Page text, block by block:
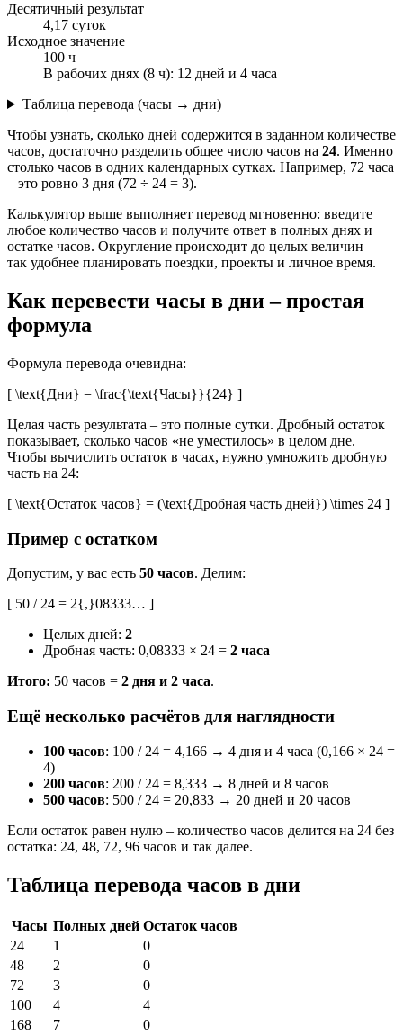
Десятичный результат
4,17 суток
Исходное значение
100 ч
В рабочих днях (8 ч): 12 дней и 4 часа
Таблица перевода (часы → дни)
Чтобы узнать, сколько дней содержится в заданном количестве
часов, достаточно разделить общее число часов на 24. Именно
столько часов в одних календарных сутках. Например, 72 часа
– это ровно 3 дня (72 ÷ 24 = 3).
Калькулятор выше выполняет перевод мгновенно: введите
любое количество часов и получите ответ в полных днях и
остатке часов. Округление происходит до целых величин –
так удобнее планировать поездки, проекты и личное время.
Как перевести часы в дни – простая
формула
Формула перевода очевидна:
[ \text{Дни} = \frac{\text{Часы}}{24} ]
Целая часть результата – это полные сутки. Дробный остаток
показывает, сколько часов «не уместилось» в целом дне.
Чтобы вычислить остаток в часах, нужно умножить дробную
часть на 24:
[ \text{Остаток часов} = (\text{Дробная часть дней}) \times 24 ]
Пример с остатком
Допустим, у вас есть 50 часов. Делим:
[ 50 / 24 = 2{,}08333… ]
Целых дней: 2
Дробная часть: 0,08333 × 24 = 2 часа
Итого: 50 часов = 2 дня и 2 часа.
Ещё несколько расчётов для наглядности
100 часов: 100 / 24 = 4,166 → 4 дня и 4 часа (0,166 × 24 =
4)
200 часов: 200 / 24 = 8,333 → 8 дней и 8 часов
500 часов: 500 / 24 = 20,833 → 20 дней и 20 часов
Если остаток равен нулю – количество часов делится на 24 без
остатка: 24, 48, 72, 96 часов и так далее.
Таблица перевода часов в дни
Часы Полных дней Остаток часов
24
1
0
48
2
0
72
3
0
100
4
4
168
7
0